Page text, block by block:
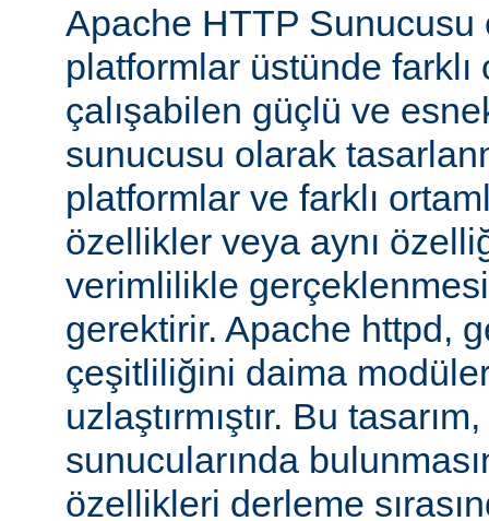
Apache HTTP Sunucusu
platformlar üstünde farklı
çalışabilen güçlü ve
sunucusu olarak
platformlar ve farklı
özellikler veya aynı
verimlilikle
gerektirir. Apache httpd,
çeşitliliğini daima
uzlaştırmıştır. Bu
sunucularında
özellikleri derleme